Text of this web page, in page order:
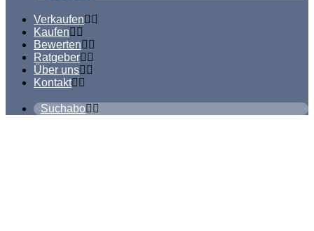
Verkaufen
Kaufen
Bewerten
Ratgeber
Über uns
Kontakt
Suchabo